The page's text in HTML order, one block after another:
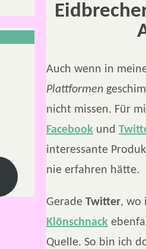
Auch wenn in
Plattformen
nicht missen. Für
Facebook und
interessante
nie erfahren hätte.
Gerade Twitter, wo
Klönschnack
Quelle. So bin ich